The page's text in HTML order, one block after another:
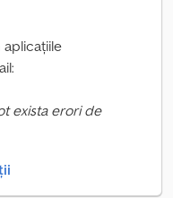
aplicațiile
exista erori de